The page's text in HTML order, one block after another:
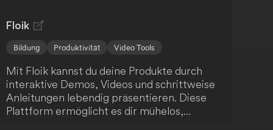
Floik
Bildung Produktivität Video Tools
Mit Floik kannst du deine Produkte durch
interaktive Demos, Videos und schrittweise
Anleitungen lebendig präsentieren. Diese
Plattform ermöglicht es dir mühelos,